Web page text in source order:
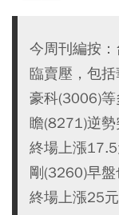
今周刊編按
臨賣壓，包
豪科(3006)
瞻(8271)逆勢
終場上漲
剛(3260)早盤
終場上漲25